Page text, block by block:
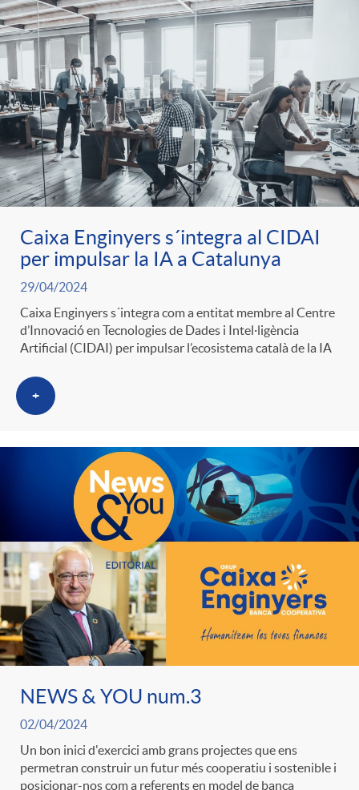
g
o
r
i
a
s
Caixa Enginyers s´integra al CIDAI
per impulsar la IA a Catalunya
29/04/2024
Caixa Enginyers s´integra com a entitat membre al Centre
d’Innovació en Tecnologies de Dades i Intel·ligència
Artificial (CIDAI) per impulsar l’ecosistema català de la IA
+
NEWS & YOU num.3
02/04/2024
Un bon inici d'exercici amb grans projectes que ens
permetran construir un futur més cooperatiu i sostenible i
posicionar-nos com a referents en model de banca